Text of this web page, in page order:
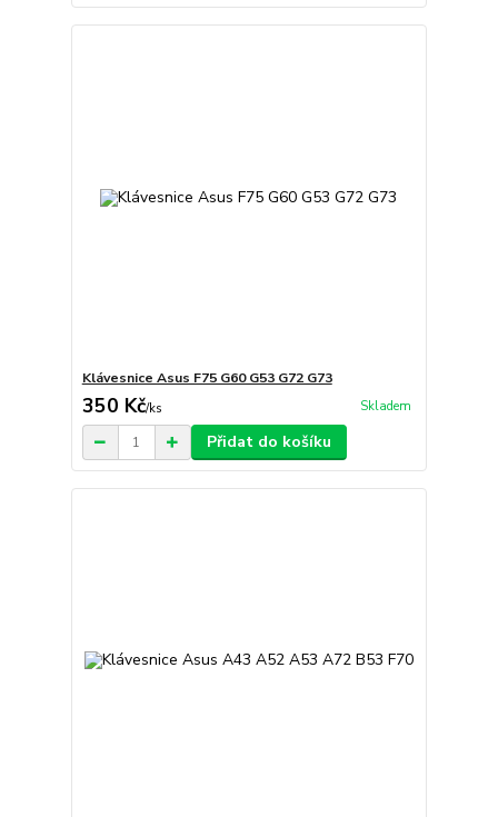
Klávesnice Asus F75 G60 G53 G72 G73
350 Kč/ks Skladem
Přidat do košíku